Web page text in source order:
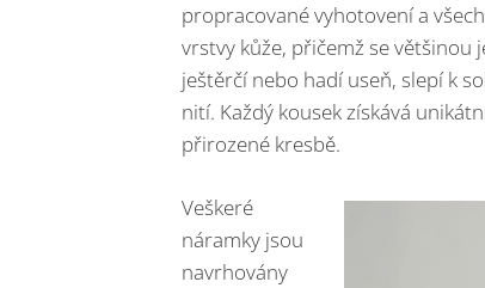
propracované vyhotovení a
vrstvy kůže, přičemž se většinou
ještěrčí nebo hadí useň, slepí k
nití. Každý kousek získává
přirozené kresbě.
Veškeré
náramky jsou
navrhovány